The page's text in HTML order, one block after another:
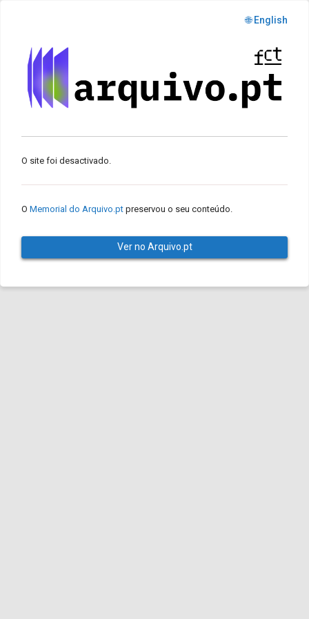
🌐 English
O site foi desactivado.
O Memorial do Arquivo.pt preservou o seu conteúdo.
Ver no Arquivo.pt